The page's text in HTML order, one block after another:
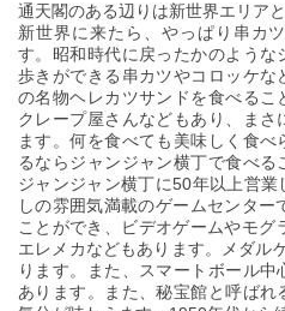
通天閣のある辺りは新世界エリア
新世界に来たら、やっぱり串カ
す。昭和時代に戻ったかのよう
歩きができる串カツやコロッケ
の名物ヘレカツサンドを食べるこ
クレープ屋さんなどもあり、ま
ます。何を食べても美味しく食
るならジャンジャン横丁で食べ
ジャンジャン横丁に50年以上営
しの雰囲気満載のゲームセンタ
ことができ、ビデオゲームやモ
エレメカなどもあります。メダル
ります。また、スマートボール
あります。また、秘宝館と呼ばれ